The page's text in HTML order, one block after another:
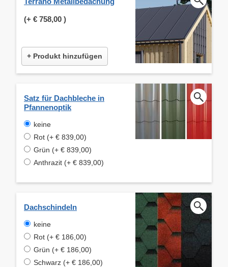
(+ € 758,00 )
+ Produkt hinzufügen
Satz für Dachbleche in
Pfannenoptik
keine
Rot (+ € 839,00)
Grün (+ € 839,00)
Anthrazit (+ € 839,00)
Dachschindeln
keine
Rot (+ € 186,00)
Grün (+ € 186,00)
Schwarz (+ € 186,00)